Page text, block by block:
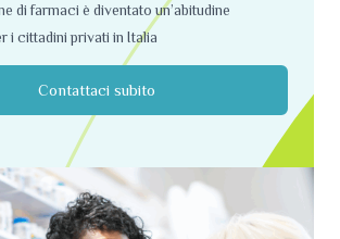
di farmaci è diventato un’abitudine
i cittadini privati ​​in Italia
Contattaci subito